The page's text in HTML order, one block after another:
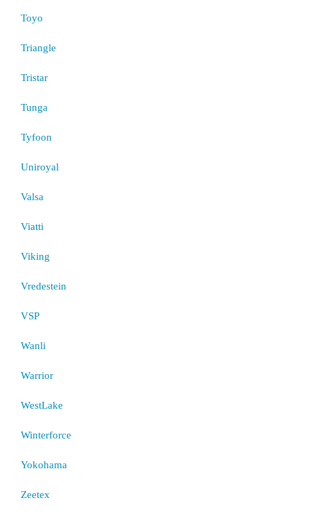
Toyo
Triangle
Tristar
Tunga
Tyfoon
Uniroyal
Valsa
Viatti
Viking
Vredestein
VSP
Wanli
Warrior
WestLake
Winterforce
Yokohama
Zeetex